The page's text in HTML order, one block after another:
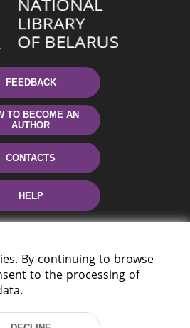
FEEDBACK
TO BECOME AN
AUTHOR
CONTACTS
HELP
By continuing to browse
to the processing of